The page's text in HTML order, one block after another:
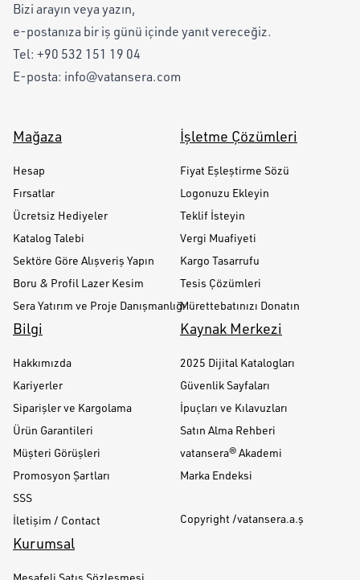
Bizi arayın veya yazın,
e-postanıza bir iş günü içinde yanıt vereceğiz.
Tel: +90 532 151 19 04
E-posta: info@vatansera.com
Mağaza
Hesap
Fırsatlar
Ücretsiz Hediyeler
Katalog Talebi
Sektöre Göre Alışveriş Yapın
Boru & Profil Lazer Kesim
Sera Yatırım ve Proje Danışmanlığı
İşletme Çözümleri
Fiyat Eşleştirme Sözü
Logonuzu Ekleyin
Teklif İsteyin
Vergi Muafiyeti
Kargo Tasarrufu
Tesis Çözümleri
Mürettebatınızı Donatın
Bilgi
Hakkımızda
Kariyerler
Siparişler ve Kargolama
Ürün Garantileri
Müşteri Görüşleri
Promosyon Şartları
SSS
İletişim / Contact
Kaynak Merkezi
2025 Dijital Katalogları
Güvenlik Sayfaları
İpuçları ve Kılavuzları
Satın Alma Rehberi
vatansera® Akademi
Marka Endeksi
Copyright /vatansera.a.ş
Kurumsal
Mesafeli Satış Sözleşmesi